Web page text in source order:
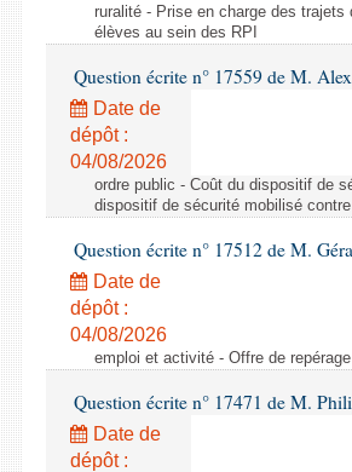
ruralité - Prise en charge des
élèves au sein des RPI
Question écrite n° 17559 de M.
Date de
dépôt :
04/08/2026
ordre public - Coût du dispositif de
dispositif de sécurité mobilisé
Question écrite n° 17512 de M.
Date de
dépôt :
04/08/2026
emploi et activité - Offre de
Question écrite n° 17471 de M.
Date de
dépôt :